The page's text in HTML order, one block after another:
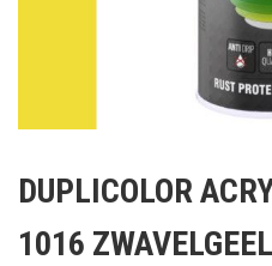
het
van
DUPLICOLOR
1016 ZWAVELGEEL